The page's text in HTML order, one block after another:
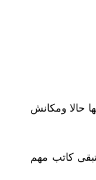
حالا ومكانش
كاتب مهم